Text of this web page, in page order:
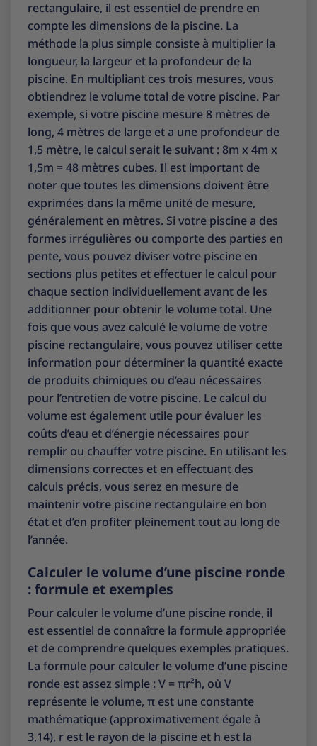
rectangulaire, il est essentiel de prendre en
compte les dimensions de la piscine. La
méthode la plus simple consiste à multiplier la
longueur, la largeur et la profondeur de la
piscine. En multipliant ces trois mesures, vous
obtiendrez le volume total de votre piscine. Par
exemple, si votre piscine mesure 8 mètres de
long, 4 mètres de large et a une profondeur de
1,5 mètre, le calcul serait le suivant : 8m x 4m x
1,5m = 48 mètres cubes. Il est important de
noter que toutes les dimensions doivent être
exprimées dans la même unité de mesure,
généralement en mètres. Si votre piscine a des
formes irrégulières ou comporte des parties en
pente, vous pouvez diviser votre piscine en
sections plus petites et effectuer le calcul pour
chaque section individuellement avant de les
additionner pour obtenir le volume total. Une
fois que vous avez calculé le volume de votre
piscine rectangulaire, vous pouvez utiliser cette
information pour déterminer la quantité exacte
de produits chimiques ou d’eau nécessaires
pour l’entretien de votre piscine. Le calcul du
volume est également utile pour évaluer les
coûts d’eau et d’énergie nécessaires pour
remplir ou chauffer votre piscine. En utilisant les
dimensions correctes et en effectuant des
calculs précis, vous serez en mesure de
maintenir votre piscine rectangulaire en bon
état et d’en profiter pleinement tout au long de
l’année.
Calculer le volume d’une piscine ronde
: formule et exemples
Pour calculer le volume d’une piscine ronde, il
est essentiel de connaître la formule appropriée
et de comprendre quelques exemples pratiques.
La formule pour calculer le volume d’une piscine
ronde est assez simple : V = πr²h, où V
représente le volume, π est une constante
mathématique (approximativement égale à
3,14), r est le rayon de la piscine et h est la